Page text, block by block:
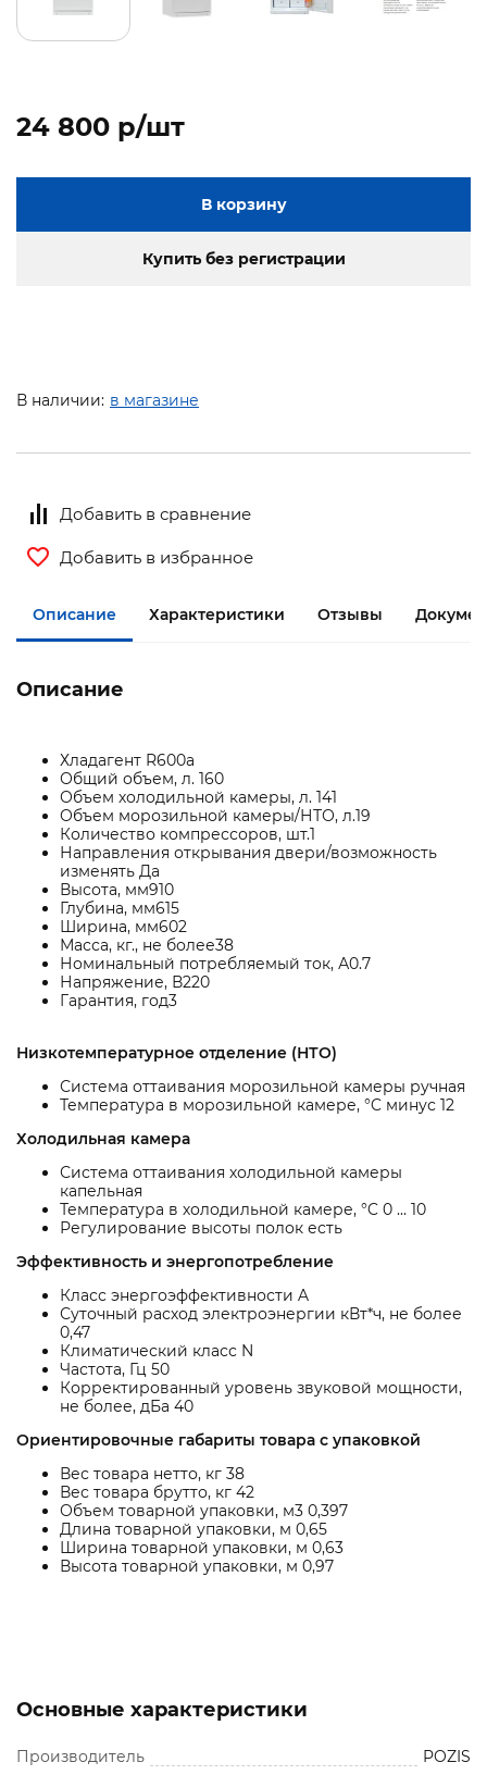
24 800 p/шт
В корзину
Купить без регистрации
В наличии: в магазине
Добавить в сравнение
Добавить в избранное
Описание Характеристики Отзывы
Описание
Хладагент R600a
Общий объем, л. 160
Объем холодильной камеры, л. 141
Объем морозильной камеры/НТО, л.19
Количество компрессоров, шт.1
Направления открывания двери/возможность
изменять Да
Высота, мм910
Глубина, мм615
Ширина, мм602
Масса, кг., не более38
Номинальный потребляемый ток, А0.7
Напряжение, В220
Гарантия, год3
Низкотемпературное отделение (НТО)
Система оттаивания морозильной камеры ручная
Температура в морозильной камере, °C минус 12
Холодильная камера
Система оттаивания холодильной камеры
капельная
Температура в холодильной камере, °C 0 ... 10
Регулирование высоты полок есть
Эффективность и энергопотребление
Класс энергоэффективности A
Суточный расход электроэнергии кВт*ч, не более
0,47
Климатический класс N
Частота, Гц 50
Корректированный уровень звуковой мощности,
не более, дБа 40
Ориентировочные габариты товара с упаковкой
Вес товара нетто, кг 38
Вес товара брутто, кг 42
Объем товарной упаковки, м3 0,397
Длина товарной упаковки, м 0,65
Ширина товарной упаковки, м 0,63
Высота товарной упаковки, м 0,97
Основные характеристики
Производитель
POZIS